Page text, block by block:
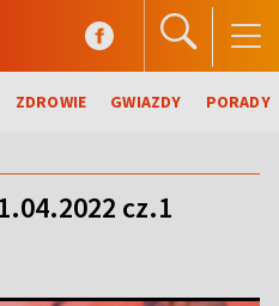
ZDROWIE GWIAZDY PORADY
cz.1